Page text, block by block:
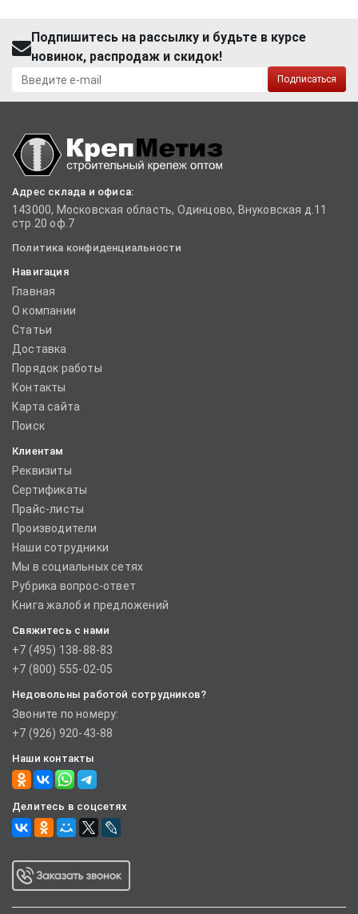
Подпишитесь на рассылку и будьте в курсе
новинок, распродаж и скидок!
Подписаться
Адрес склада и офиса:
143000, Московская область, Одинцово, Внуковская д.11
стр.20 оф.7
Политика конфиденциальности
Навигация
Главная
О компании
Статьи
Доставка
Порядок работы
Контакты
Карта сайта
Поиск
Клиентам
Реквизиты
Сертификаты
Прайс-листы
Производители
Наши сотрудники
Мы в социальных сетях
Рубрика вопрос-ответ
Книга жалоб и предложений
Свяжитесь с нами
+7 (495) 138-88-83
+7 (800) 555-02-05
Недовольны работой сотрудников?
Звоните по номеру:
+7 (926) 920-43-88
Наши контакты
Делитесь в соцсетях